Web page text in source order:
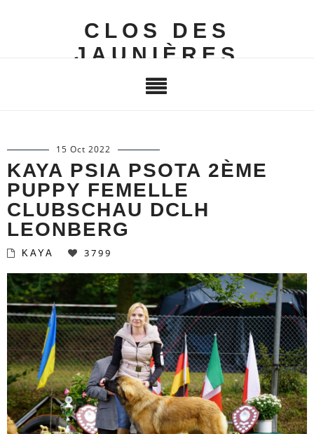
CLOS DES
JAUNIÈRES
15 Oct 2022
KAYA PSIA PSOTA 2ÈME
PUPPY FEMELLE
CLUBSCHAU DCLH
LEONBERG
KAYA 3799